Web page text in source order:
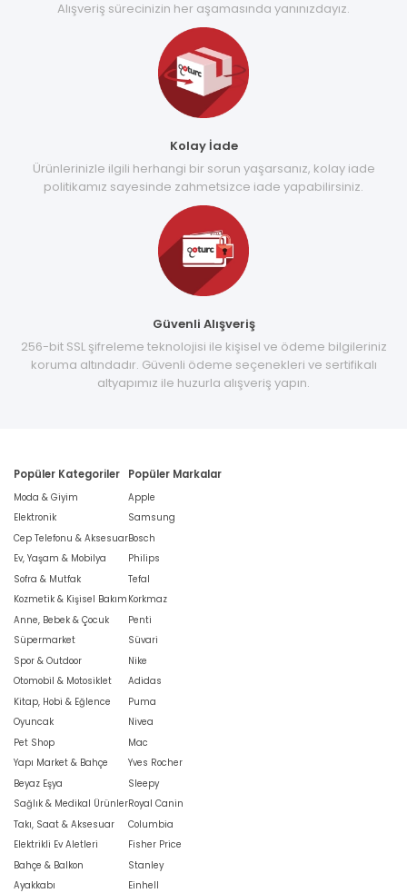
Alışveriş sürecinizin her aşamasında yanınızdayız.
Kolay İade
Ürünlerinizle ilgili herhangi bir sorun yaşarsanız, kolay iade
politikamız sayesinde zahmetsizce iade yapabilirsiniz.
Güvenli Alışveriş
256-bit SSL şifreleme teknolojisi ile kişisel ve ödeme bilgileriniz
koruma altındadır. Güvenli ödeme seçenekleri ve sertifikalı
altyapımız ile huzurla alışveriş yapın.
Popüler Kategoriler
Moda & Giyim
Elektronik
Cep Telefonu & Aksesuar
Ev, Yaşam & Mobilya
Sofra & Mutfak
Kozmetik & Kişisel Bakım
Anne, Bebek & Çocuk
Süpermarket
Spor & Outdoor
Otomobil & Motosiklet
Kitap, Hobi & Eğlence
Oyuncak
Pet Shop
Yapı Market & Bahçe
Beyaz Eşya
Sağlık & Medikal Ürünler
Takı, Saat & Aksesuar
Elektrikli Ev Aletleri
Bahçe & Balkon
Ayakkabı
Popüler Markalar
Apple
Samsung
Bosch
Philips
Tefal
Korkmaz
Penti
Süvari
Nike
Adidas
Puma
Nivea
Mac
Yves Rocher
Sleepy
Royal Canin
Columbia
Fisher Price
Stanley
Einhell